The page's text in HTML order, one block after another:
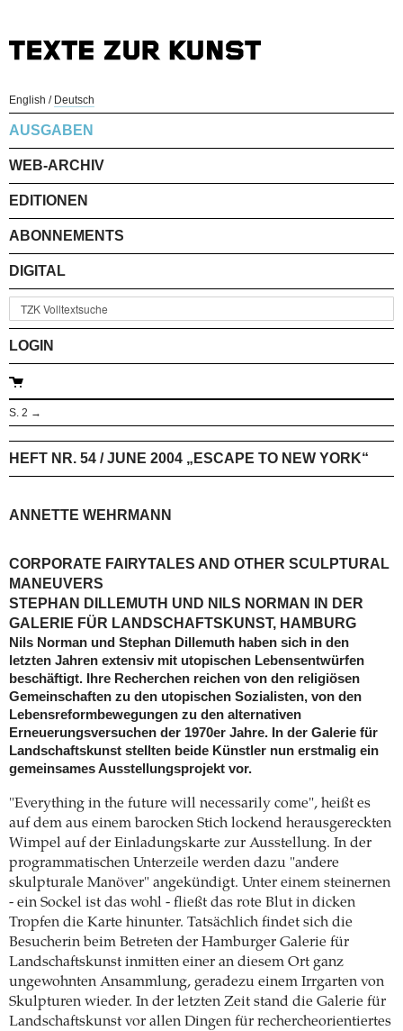
English / Deutsch
AUSGABEN
WEB-ARCHIV
EDITIONEN
ABONNEMENTS
DIGITAL
LOGIN
S. 2 →
HEFT NR. 54 / JUNE 2004 „ESCAPE TO NEW YORK“
ANNETTE WEHRMANN
CORPORATE FAIRYTALES AND OTHER SCULPTURAL
MANEUVERS
STEPHAN DILLEMUTH UND NILS NORMAN IN DER
GALERIE FÜR LANDSCHAFTSKUNST, HAMBURG
Nils Norman und Stephan Dillemuth haben sich in den
letzten Jahren extensiv mit utopischen Lebensentwürfen
beschäftigt. Ihre Recherchen reichen von den religiösen
Gemeinschaften zu den utopischen Sozialisten, von den
Lebensreformbewegungen zu den alternativen
Erneuerungsversuchen der 1970er Jahre. In der Galerie für
Landschaftskunst stellten beide Künstler nun erstmalig ein
gemeinsames Ausstellungsprojekt vor.
"Everything in the future will necessarily come", heißt es
auf dem aus einem barocken Stich lockend herausgereckten
Wimpel auf der Einladungskarte zur Ausstellung. In der
programmatischen Unterzeile werden dazu "andere
skulpturale Manöver" angekündigt. Unter einem steinernen
- ein Sockel ist das wohl - fließt das rote Blut in dicken
Tropfen die Karte hinunter. Tatsächlich findet sich die
Besucherin beim Betreten der Hamburger Galerie für
Landschaftskunst inmitten einer an diesem Ort ganz
ungewohnten Ansammlung, geradezu einem Irrgarten von
Skulpturen wieder. In der letzten Zeit stand die Galerie für
Landschaftskunst vor allen Dingen für rechercheorientiertes